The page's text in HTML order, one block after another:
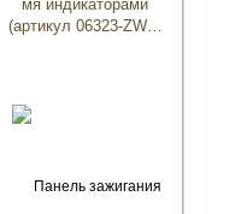
мя индикаторами
(артикул 06323-ZW5-